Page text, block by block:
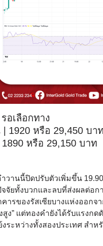
อเลือกทาง
1920 หรือ 29,450 บาท
หรือ 29,150 บาท
วานนี้ปิดปรับตัวเพิ่มขึ้น
จัยทั้งบวกและลบที่ส่งผลต่อ
ารของรัสเซียบางแห่งออกจ
สูง” แต่ทองคำยังได้รับแรงก
ระหว่างทั้งสองประเทศ สำ